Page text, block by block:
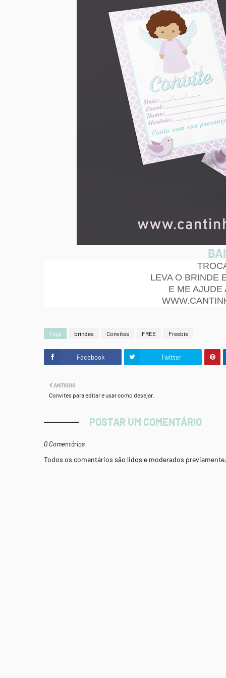
LEVA O BRINDE
E ME AJUDE
Tags brindes Convites FREE Freebie
Facebook Twitter
ANTIGOS
Convites para editar e usar como desejar.
POSTAR UM COMENTÁRIO
0 Comentários
Todos os comentários são lidos e moderados previamente.